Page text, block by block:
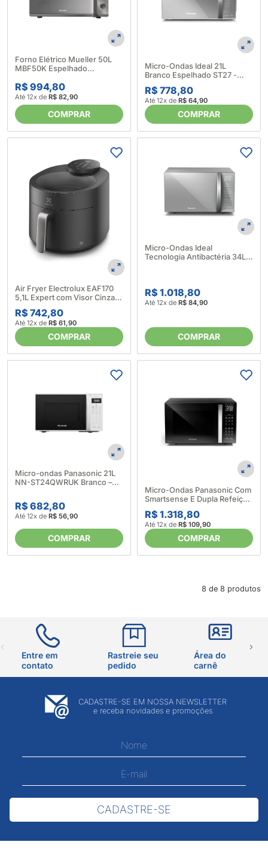
Forno Elétrico Mueller 50L
MBF50K Espelhado
(688703)
R$ 994,80
Até 12x de R$ 82,90
COMPRAR
Micro-Ondas Ideal 21L
Branco Espelhado ST27 -
Panasonic (585580)
R$ 778,80
Até 12x de R$ 64,90
COMPRAR
Air Fryer Electrolux EAF170
5,1L Expert com Visor Cinza –
Electrolux (688988)
R$ 742,80
Até 12x de R$ 61,90
COMPRAR
Micro-Ondas Ideal
Tecnologia Antibactéria 34L
R$ 1.018,80
Até 12x de R$ 84,90
COMPRAR
Micro-ondas Panasonic 21L
NN-ST24QWRUK Branco –
R$ 682,80
Até 12x de R$ 56,90
COMPRAR
Micro-Ondas Panasonic Com
Smartsense E Dupla Refeição
30L - Preto 6166070001
R$ 1.318,80
Até 12x de R$ 109,90
COMPRAR
8 de 8 produtos
Entre em
contato
Rastreie seu
pedido
Área do
carnê
CADASTRE-SE EM NOSSA NEWSLETTER
e receba novidades e promoções
CADASTRE-SE